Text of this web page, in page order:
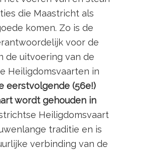
die Maastricht als
komen. Zo is de
voor de
de uitvoering van de
Heiligdomsvaarten in
eerstvolgende (56e!)
wordt gehouden in
Heiligdomsvaart
traditie en is
verbinding van de